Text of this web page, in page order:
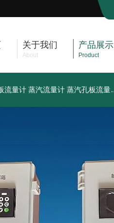
关于我们
About
产品展示
Product
流量计 蒸汽流量计 蒸汽孔板流量计